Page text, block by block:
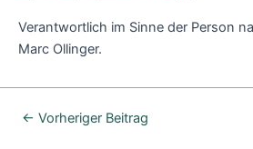
Verantwortlich im Sinne der Person
Marc Ollinger.
← Vorheriger Beitrag